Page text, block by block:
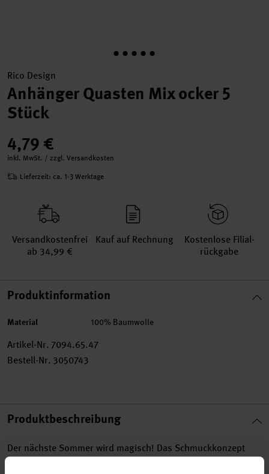
Rico Design
Anhänger Quasten Mix ocker 5
Stück
4,79 €
inkl. MwSt. / zzgl. Versandkosten
Lieferzeit: ca. 1-3 Werktage
Versand­kosten­frei
ab 34,99 €
Kauf auf Rechnung
Kosten­lose Filial­
rückgabe
Produktinformation
Material 100% Baumwolle
Artikel-Nr. 7094.65.47
Bestell-Nr. 3050743
Produktbeschreibung
Der nächste Sommer wird magisch! Das Schmuckkonzept